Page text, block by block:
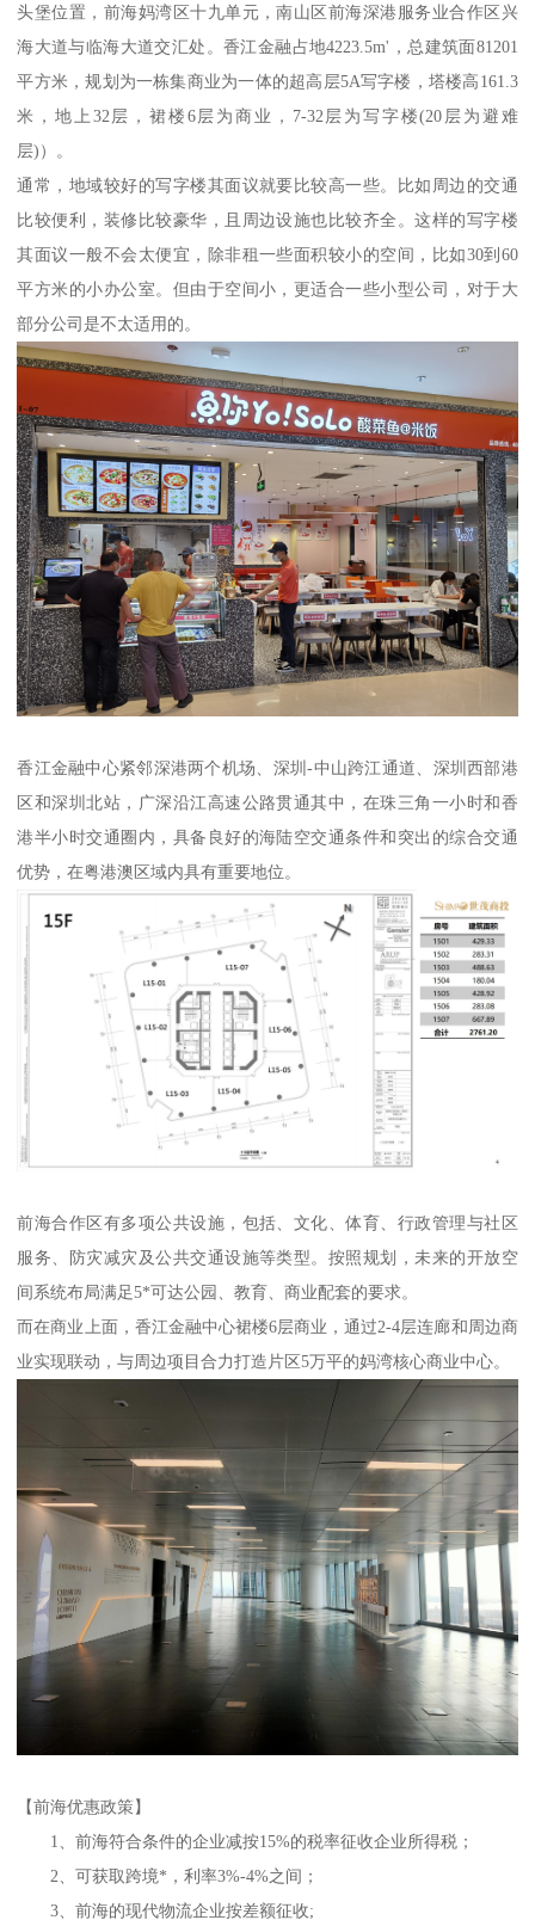
头堡位置，前海妈湾区十九单元，南山区前海深港服务业合作区兴
海大道与临海大道交汇处。香江金融占地4223.5m'，总建筑面81201
平方米，规划为一栋集商业为一体的超高层5A写字楼，塔楼高161.3
米，地上32层，裙楼6层为商业，7-32层为写字楼(20层为避难
层)）。
通常，地域较好的写字楼其面议就要比较高一些。比如周边的交通
比较便利，装修比较豪华，且周边设施也比较齐全。这样的写字楼
其面议一般不会太便宜，除非租一些面积较小的空间，比如30到60
平方米的小办公室。但由于空间小，更适合一些小型公司，对于大
部分公司是不太适用的。
香江金融中心紧邻深港两个机场、深圳-中山跨江通道、深圳西部港
区和深圳北站，广深沿江高速公路贯通其中，在珠三角一小时和香
港半小时交通圈内，具备良好的海陆空交通条件和突出的综合交通
优势，在粤港澳区域内具有重要地位。
前海合作区有多项公共设施，包括、文化、体育、行政管理与社区
服务、防灾减灾及公共交通设施等类型。按照规划，未来的开放空
间系统布局满足5*可达公园、教育、商业配套的要求。
而在商业上面，香江金融中心裙楼6层商业，通过2-4层连廊和周边商
业实现联动，与周边项目合力打造片区5万平的妈湾核心商业中心。
【前海优惠政策】
1、前海符合条件的企业减按15%的税率征收企业所得税；
2、可获取跨境*，利率3%-4%之间；
3、前海的现代物流企业按差额征收;